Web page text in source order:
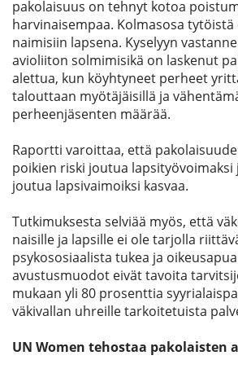
pakolaisuus on tehnyt kotoa
harvinaisempaa. Kolmasosa
naimisiin lapsena. Kyselyyn
avioliiton solmimisikä on laskenut
alettua, kun köyhtyneet perheet
talouttaan myötäjäisillä ja
perheenjäsenten määrää.
Raportti varoittaa, että
poikien riski joutua
joutua lapsivaimoiksi kasvaa.
Tutkimuksesta selviää myös, että
naisille ja lapsille ei ole tarjolla
psykososiaalista tukea ja
avustusmuodot eivät tavoita
mukaan yli 80 prosenttia
väkivallan uhreille tarkoitetuista
UN Women tehostaa pakolaisten